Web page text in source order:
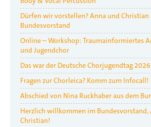
Dürfen wir vorstellen? Anna und Christian
Bundesvorstand
Online – Workshop: Traumainformiertes
und Jugendchor
Das war der Deutsche Chorjugendtag
Fragen zur Chorleica? Komm zum Infocall!
Abschied von Nina Ruckhaber aus dem
Herzlich willkommen im Bundesvorstand,
Christian!